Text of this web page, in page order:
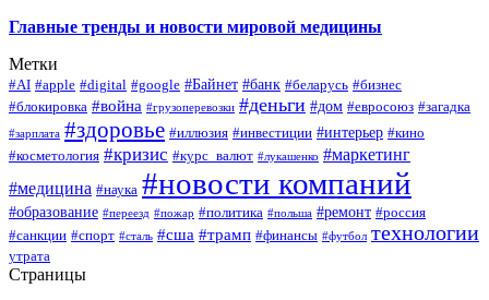
Главные тренды и новости мировой медицины
Метки
#AI #apple #digital #google #Байнет #банк #беларусь #бизнес
#блокировка #война #грузоперевозки #деньги #дом #евросоюз #загадка
#зарплата #здоровье #иллюзия #инвестиции #интерьер #кино
#косметология #кризис #курс_валют #лукашенко #маркетинг
#медицина #наука #новости компаний
#образование #переезд #пожар #политика #польша #ремонт #россия
#санкции #спорт #сталь #сша #трамп #финансы #футбол технологии
утрата
Страницы